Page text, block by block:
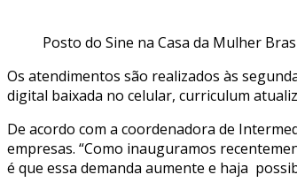
Posto do Sine na Casa da Mulher
Os atendimentos são realizados às
digital baixada no celular, curriculum
De acordo com a coordenadora de
empresas. “Como inauguramos
é que essa demanda aumente e haja